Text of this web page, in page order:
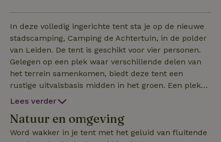
In deze volledig ingerichte tent sta je op de nieuwe
stadscamping, Camping de Achtertuin, in de polder
van Leiden. De tent is geschikt voor vier personen.
Gelegen op een plek waar verschillende delen van
het terrein samenkomen, biedt deze tent een
rustige uitvalsbasis midden in het groen. Een plek
om te vertragen en de omgeving te verkennen. De
land en water, een plek waar verschillende
werelden elkaar ontmoeten. Dat idee van verbinding
Lees verder
Natuur en omgeving
Word wakker in je tent met het geluid van fluitende